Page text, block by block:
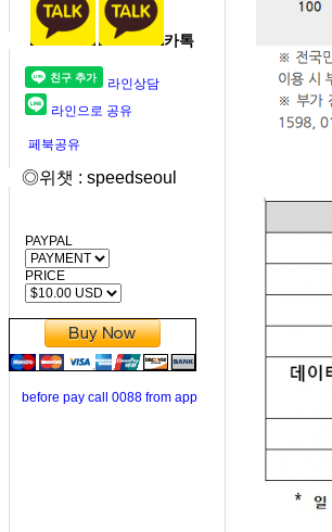
카톡
라인상담
라인으로 공유
페북공유
◎위챗 : speedseoul
PAYPAL
PRICE
before pay call 0088 from app